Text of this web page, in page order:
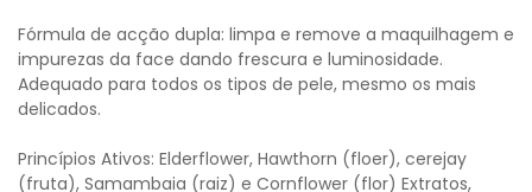
Fórmula de acção dupla: limpa e remove a maquilhagem e
impurezas da face dando frescura e luminosidade.
Adequado para todos os tipos de pele, mesmo os mais
delicados.
Princípios Ativos: Elderflower, Hawthorn (floer), cerejay
(fruta), Samambaia (raiz) e Cornflower (flor) Extratos,